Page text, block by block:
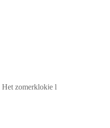
zomerklokje l